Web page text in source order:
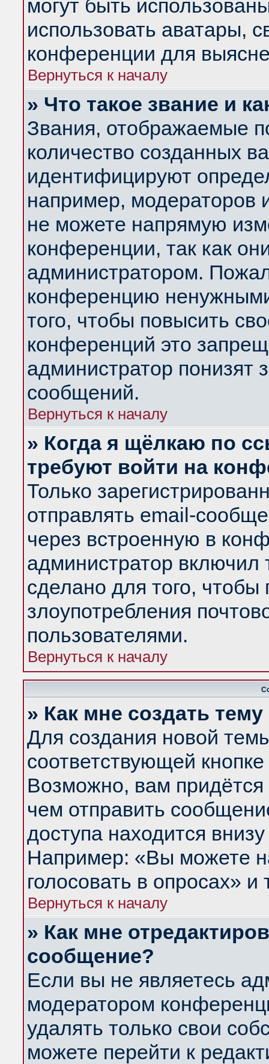
могут быть
использовать аватары,
конференции для
Вернуться к началу
» Что такое звание и
Звания, отображаемые
количество созданных
идентифицируют
например, модераторов
не можете напрямую
конференции, так как
администратором.
конференцию
того, чтобы повысить
конференций это
администратор понизят
сообщений.
Вернуться к началу
» Когда я щёлкаю по
требуют войти на
Только
отправлять email-
через встроенную в
администратор
сделано для того, чтобы
злоупотребления
пользователями.
Вернуться к началу
» Как мне создать
Для создания новой
соответствующей
Возможно, вам придётся
чем отправить
доступа находится
Например: «Вы можете
голосовать в опросах» и
Вернуться к началу
» Как мне
сообщение?
Если вы не являетесь
модератором
удалять только свои
можете перейти к